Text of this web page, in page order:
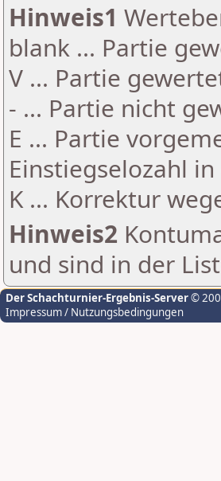
Hinweis1
blank ... Partie
V ... Partie
- ... Partie nicht
E ... Partie
Einstiegselozahl
K ... Korrektur
Hinweis2
und sind in der
Der Schachturnier-Ergebnis-Server©
Impressum / Nutzungsbedingungen